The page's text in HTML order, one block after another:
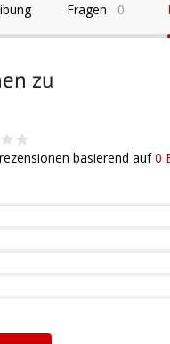
Fragen 0
zu
basierend auf0